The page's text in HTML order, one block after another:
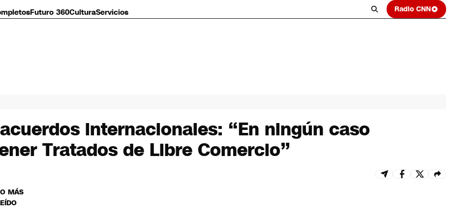
Futuro 360CulturaServicios Radio CNN
internacionales: “En ningún caso
Tratados de Libre Comercio”
MÁS